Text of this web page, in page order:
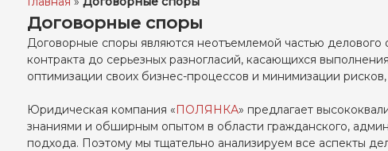
Договорные споры
Договорные споры являются неотъемлемой частью делового
контракта до серьезных разногласий, касающихся
оптимизации своих бизнес-процессов и минимизации
Юридическая компания «ПОЛЯНКА» предлагает
знаниями и обширным опытом в области гражданского,
подхода. Поэтому мы тщательно анализируем все аспекты